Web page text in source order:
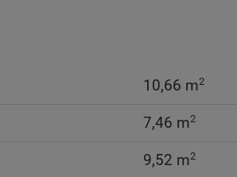
10,66 m2
7,46 m2
9,52 m2